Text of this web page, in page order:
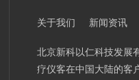
关于我们 新闻资讯
北京新科以仁科技发展
疗仪客在中国大陆的客